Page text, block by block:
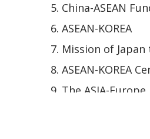
China-ASEAN
ASEAN-KOREA
Mission of Japan
ASEAN-KOREA
The ASIA-